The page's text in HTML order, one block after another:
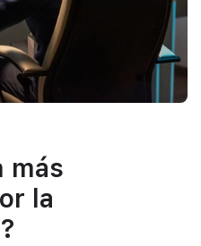
más
la